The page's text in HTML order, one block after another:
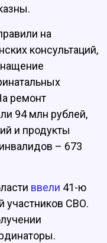
на
консультаций,
ремонт
94 млн рублей,
и продукты
– 673
ввели 41-ю
участников СВО.